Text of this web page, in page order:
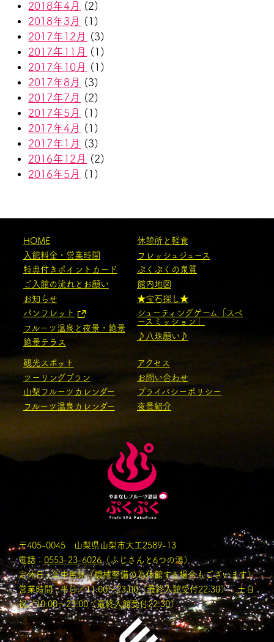
2018年4月
(2)
2018年3月
(1)
2017年12月
(3)
2017年11月
(1)
2017年10月
(1)
2017年8月
(3)
2017年7月
(2)
2017年5月
(1)
2017年4月
(1)
2017年1月
(3)
2016年12月
(2)
2016年5月
(1)
HOME
入館料金・営業時間
特典付きポイントカード
ご入館の流れとお願い
お知らせ
パンフレット
フルーツ温泉と夜景・絶景
絶景テラス
休憩所と軽食
フレッシュジュース
ぷくぷくの泉質
館内地図
★宝石探し★
シューティングゲーム「スペ
ースミッション」
♪八珠願い♪
観光スポット
ツーリングプラン
山梨フルーツカレンダー
フルーツ温泉カレンダー
アクセス
お問い合わせ
プライバシーポリシー
夜景紹介
〒405-0045 山梨県山梨市大工2589-13
電話：0553-23-6026（ふじさんと6つの湯）
定休日 : 年中無休（機械整備の為休館する場合もございます）
営業時間 : 平日／11:00〜23:00（最終入館受付22:30） 土日
祝／10:00～23:00（最終入館受付22:30）